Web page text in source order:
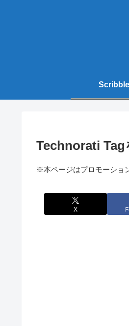
Scribble
Technorati Tag
※本ページはプロモーショ
X